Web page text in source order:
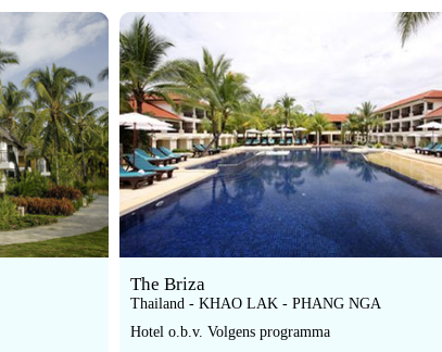
The Briza
Thailand - KHAO LAK - PHANG NGA
Hotel o.b.v. Volgens programma